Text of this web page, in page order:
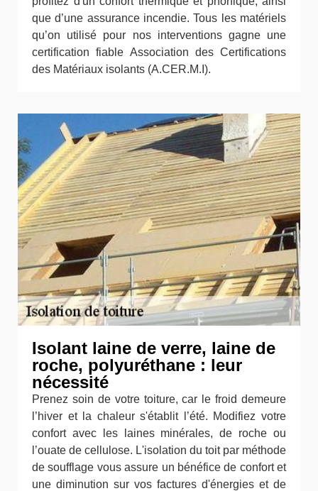
que d’une assurance incendie. Tous les matériels
qu’on utilisé pour nos interventions gagne une
certification fiable Association des Certifications
des Matériaux isolants (A.CER.M.I).
Isolant laine de verre, laine de
roche, polyuréthane : leur
nécessité
Prenez soin de votre toiture, car le froid demeure
l’hiver et la chaleur s'établit l’été. Modifiez votre
confort avec les laines minérales, de roche ou
l’ouate de cellulose. L'isolation du toit par méthode
de soufflage vous assure un bénéfice de confort et
une diminution sur vos factures d'énergies et de